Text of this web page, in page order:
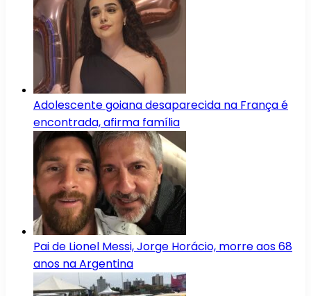
Adolescente goiana desaparecida na França é
encontrada, afirma família
Pai de Lionel Messi, Jorge Horácio, morre aos 68
anos na Argentina